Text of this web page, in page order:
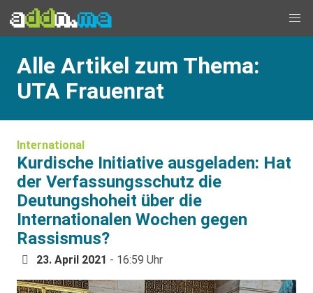
Alle Artikel zum Thema:
UTA Frauenrat
International
Kurdische Initiative ausgeladen: Hat
der Verfassungsschutz die
Deutungshoheit über die
Internationalen Wochen gegen
Rassismus?
23. April 2021 - 16:59 Uhr